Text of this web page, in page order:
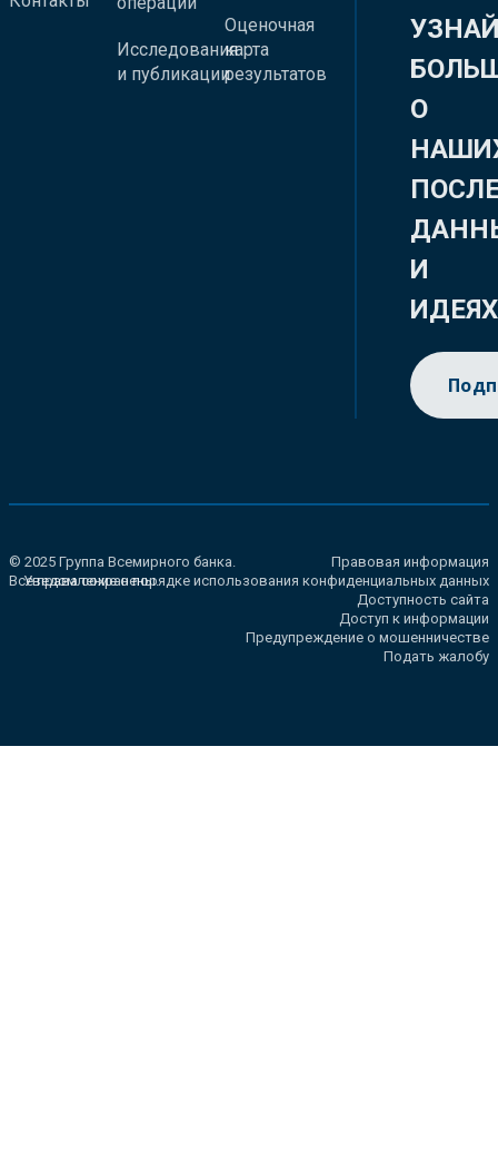
Исследования
и публикации
Оценочная
карта
результатов
О
И
ИДЕЯХ
© 2025 Группа Всемирного банка.
Все права сохранены.
Правовая информация
Уведомление о порядке использования конфиденциальных данных
Доступность сайта
Доступ к информации
Предупреждение о мошенничестве
Подать жалобу